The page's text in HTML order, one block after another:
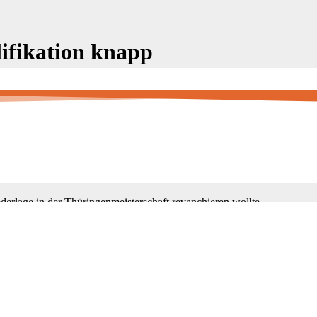
knapp
der Herren in Auerbach. Die Gegner hießen VC Gotha und VSV
in der Thüringenmeisterschaft revanchieren wollte.
die Geraer Herren den 2. Satz durch gute Blockarbeit für sich
Hin und Her kam zustande und Gothas starker Mittelangreifer Sven
man sich in einem spannenden Spiel mit 16:18 geschlagen geben
stand somit Wiedergutmachung an. Die Enttäuschung war
der Startsechs, konnte man den ersten Satz knapp gewinnen
Ken H.) besiegelt.